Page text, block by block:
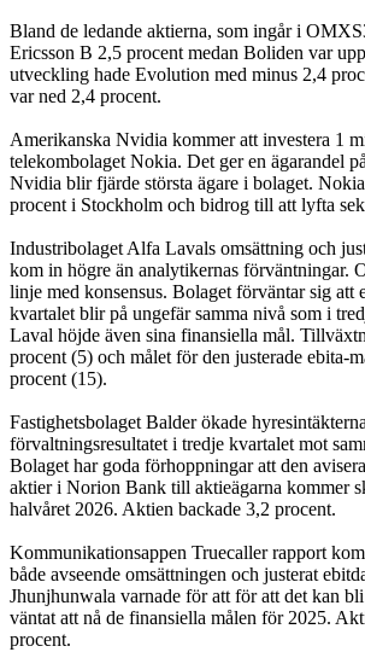
Bland de ledande aktierna, som ingår i
Ericsson B 2,5 procent medan Boliden var
utveckling hade Evolution med minus 2,4
var ned 2,4 procent.
Amerikanska Nvidia kommer att investera 1
telekombolaget Nokia. Det ger en ägarandel
Nvidia blir fjärde största ägare i bolaget.
procent i Stockholm och bidrog till att lyfta
Industribolaget Alfa Lavals omsättning och
kom in högre än analytikernas förväntningar.
linje med konsensus. Bolaget förväntar sig att
kvartalet blir på ungefär samma nivå som i
Laval höjde även sina finansiella mål.
procent (5) och målet för den justerade ebita-
procent (15).
Fastighetsbolaget Balder ökade
förvaltningsresultatet i tredje kvartalet mot
Bolaget har goda förhoppningar att den
aktier i Norion Bank till aktieägarna kommer
halvåret 2026. Aktien backade 3,2 procent.
Kommunikationsappen Truecaller rapport
både avseende omsättningen och justerat
Jhunjhunwala varnade för att för att det kan
väntat att nå de finansiella målen för 2025.
procent.